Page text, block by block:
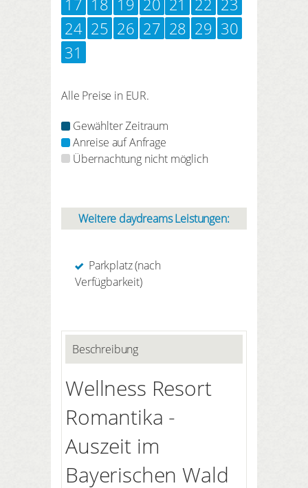
17 18 19 20 21 22 23
24 25 26 27 28 29 30
31
Alle Preise in EUR.
Gewählter Zeitraum
Anreise auf Anfrage
Übernachtung nicht möglich
Weitere daydreams Leistungen:
Parkplatz (nach
Verfügbarkeit)
Beschreibung
Wellness Resort
Romantika -
Auszeit im
Bayerischen Wald